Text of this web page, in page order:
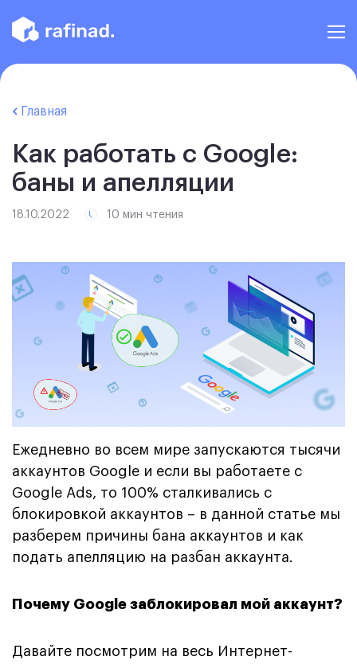
Главная
Как работать с Google:
баны и апелляции
18.10.2022 10 мин чтения
Ежедневно во всем мире запускаются тысячи
аккаунтов Google и если вы работаете с
Google Ads, то 100% сталкивались с
блокировкой аккаунтов – в данной статье мы
разберем причины бана аккаунтов и как
подать апелляцию на разбан аккаунта.
Почему Google заблокировал мой аккаунт?
Давайте посмотрим на весь Интернет-